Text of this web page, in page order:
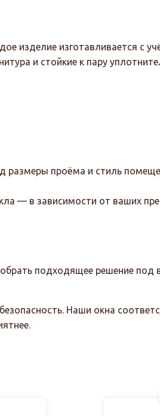
изделие изготавливается с
и стойкие к пару
размеры проёма и стиль
— в зависимости от ваших
подходящее решение
Наши окна